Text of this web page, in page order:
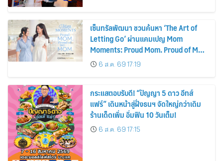
เซ็นทรัลพัฒนา ชวนค้นหา ‘The Art of
Letting Go’ ผ่านแคมเปญ Mom
Moments: Proud Mom. Proud of My
Mom.6 ส.ค. 69 17:19
กระแสตอบรับดี! “ปัญญา 5 ดาว อีทส์
แฟร์” เดินหน้าสู่ฝั่งธนฯ จัดใหญ่กว่าเดิม
ร้านเด็ดเพิ่ม อิ่มฟิน 10 วันเต็ม!
6 ส.ค. 69 17:15